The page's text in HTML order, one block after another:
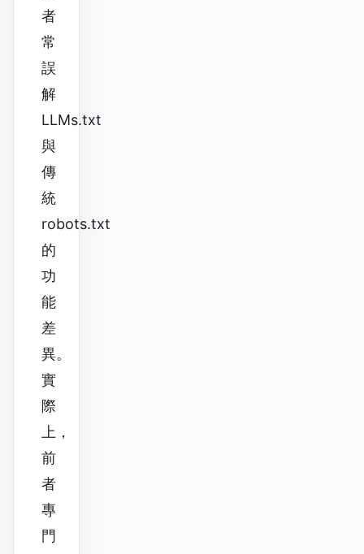
者
常
誤
解
LLMs.txt
與
傳
統
robots.txt
的
功
能
差
異。
實
際
上，
前
者
專
門